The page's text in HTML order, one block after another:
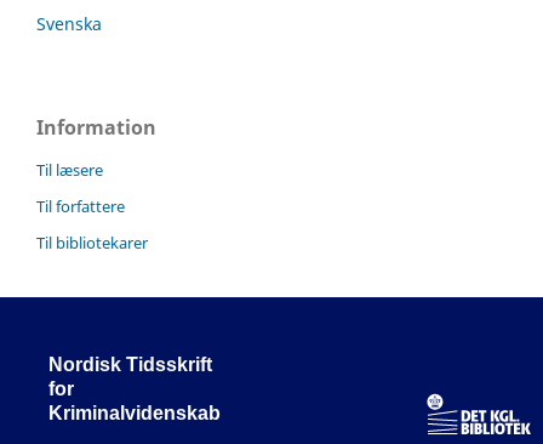
Svenska
Information
Til læsere
Til forfattere
Til bibliotekarer
Nordisk Tidsskrift
for
Kriminalvidenskab